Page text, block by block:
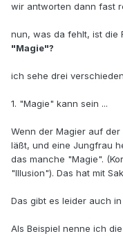
wir antworten dann fast
nun, was da fehlt, ist die
"Magie"?
ich sehe drei
1. "Magie" kann sein ...
Wenn der Magier auf
läßt, und eine Jungfrau
das manche "Magie".
"Illusion"). Das hat mit
Das gibt es leider auch
Als Beispiel nenne ich